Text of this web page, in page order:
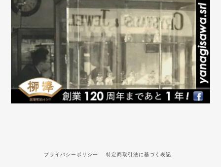
プライバシーポリシー 特定商取引法に基づく表記